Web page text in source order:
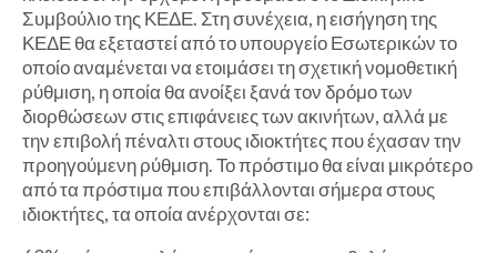
Συμβούλιο της ΚΕΔΕ. Στη συνέχεια, η εισήγηση της
ΚΕΔΕ θα εξεταστεί από το υπουργείο Εσωτερικών το
οποίο αναμένεται να ετοιμάσει τη σχετική νομοθετική
ρύθμιση, η οποία θα ανοίξει ξανά τον δρόμο των
διορθώσεων στις επιφάνειες των ακινήτων, αλλά με
την επιβολή πέναλτι στους ιδιοκτήτες που έχασαν την
προηγούμενη ρύθμιση. Το πρόστιμο θα είναι μικρότερο
από τα πρόστιμα που επιβάλλονται σήμερα στους
ιδιοκτήτες, τα οποία ανέρχονται σε: